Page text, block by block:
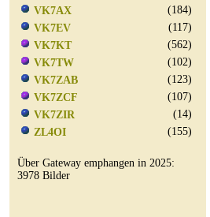
VK7AX
(184)
VK7EV
(117)
VK7KT
(562)
VK7TW
(102)
VK7ZAB
(123)
VK7ZCF
(107)
VK7ZIR
(14)
ZL4OI
(155)
Über Gateway emphangen in 2025:
3978 Bilder